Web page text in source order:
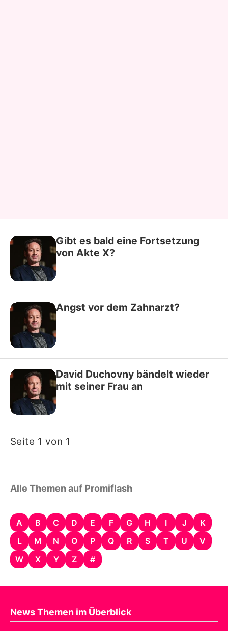
Gibt es bald eine Fortsetzung
von Akte X?
Angst vor dem Zahnarzt?
David Duchovny bändelt wieder
mit seiner Frau an
Seite 1 von 1
Alle Themen auf Promiflash
A B C D E F G H I J
K
L
M N O P Q R S T U
V
W
X Y Z #
News Themen im Überblick